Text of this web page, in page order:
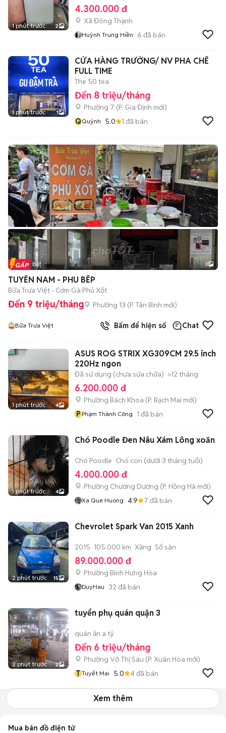
1 phút trước 2
4.300.000 đ
Xã Đông Thạnh
Huỳnh Trung Hiền 6 đã bán
1 phút trước 1
CỬA HÀNG TRƯỞNG/ NV PHA CHẾ
FULL TIME
The 50 tea
Đến 8 triệu/tháng
Phường 7 (P. Gia Định mới)
QQuỳnh 5.0 1 đã bán
Tin nổi bật 3
TUYỂN NAM - PHU BẾP
Bữa Trưa Việt - Cơm Gà Phủ Xốt
Đến 9 triệu/tháng Phường 13 (P. Tân Bình mới)
Bữa Trưa Việt Bấm để hiện số Chat
1 phút trước 4
ASUS ROG STRIX XG309CM 29.5 inch
220Hz ngon
Đã sử dụng (chưa sửa chữa) >12 tháng
6.200.000 đ
Phường Bách Khoa (P. Bạch Mai mới)
P Phạm Thành Công 1 đã bán
1 phút trước 4
Chó Poodle Đen Nâu Xám Lông xoăn
Chó Poodle Chó con (dưới 3 tháng tuổi)
4.000.000 đ
Phường Chương Dương (P. Hồng Hà mới)
Xa Que Huong 4.9 7 đã bán
2 phút trước 15
Chevrolet Spark Van 2015 Xanh
2015 105.000 km Xăng Số sàn
89.000.000 đ
Phường Bình Hưng Hòa
DuyHau 32 đã bán
2 phút trước 2
tuyển phụ quán quận 3
quán ăn a tỷ
Đến 6 triệu/tháng
Phường Võ Thị Sáu (P. Xuân Hòa mới)
T Tuyết Mai 5.0 4đã bán
Xem thêm
Mua bán đồ điện tử